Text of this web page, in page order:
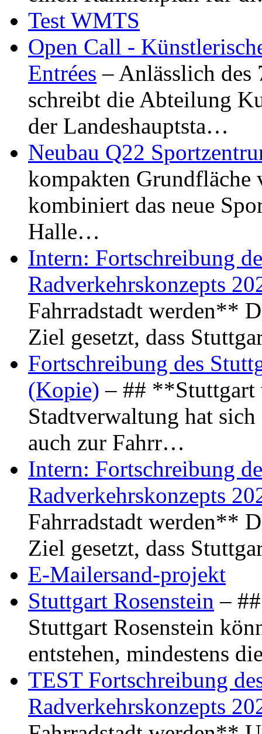
Test WMTS
Open Call -
Entrées – Anlässlich
schreibt die Abteilung
der Landeshauptsta…
Neubau Q22
kompakten Grundfläche
kombiniert das neue
Halle…
Intern: Fortschreibung
Radverkehrskonzepts
Fahrradstadt werden**
Ziel gesetzt, dass
Fortschreibung des
(Kopie) – ## **Stuttgart
Stadtverwaltung hat
auch zur Fahrr…
Intern: Fortschreibung
Radverkehrskonzepts
Fahrradstadt werden**
Ziel gesetzt, dass
E-Mailersand-projekt
Stuttgart Rosenstein –
Stuttgart Rosenstein
entstehen, mindestens
TEST Fortschreibung
Radverkehrskonzepts